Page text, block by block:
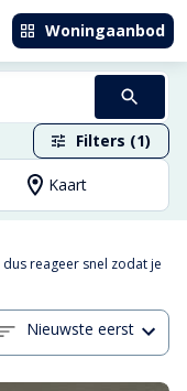
Woningaanbod
Filters (1)
Kaart
dus reageer snel zodat je
Nieuwste eerst